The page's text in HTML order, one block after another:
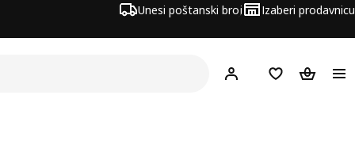
Unesi poštanski broj Izaberi prodavnicu
Hej! Prijavi se
Lista željaKorpa